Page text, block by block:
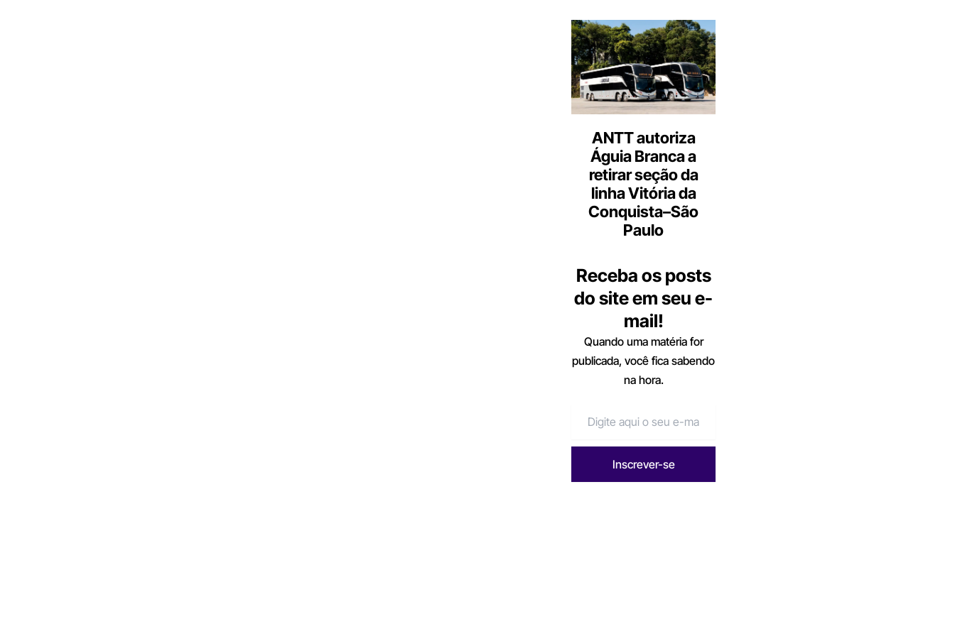
ANTT autoriza
Águia Branca a
retirar seção da
linha Vitória da
Conquista–São
Paulo
Receba os posts
do site em seu e-
mail!
Quando uma matéria for
publicada, você fica sabendo
na hora.
Inscrever-se